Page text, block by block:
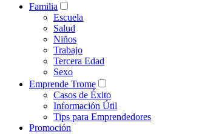
Familia
Escuela
Salud
Niños
Trabajo
Tercera Edad
Sexo
Emprende Trome
Casos de Éxito
Información Útil
Tips para Emprendedores
Promoción